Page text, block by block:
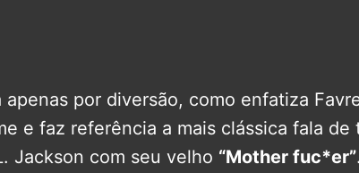
por diversão, como enfatiza
e faz referência a mais clássica fala de
Jackson com seu velho “Mother fuc*er”